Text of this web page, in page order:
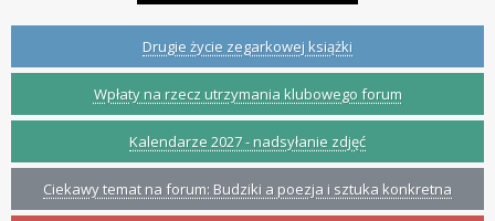
Drugie życie zegarkowej książki
Wpłaty na rzecz utrzymania klubowego forum
Kalendarze 2027 - nadsyłanie zdjęć
Ciekawy temat na forum: Budziki a poezja i sztuka konkretna